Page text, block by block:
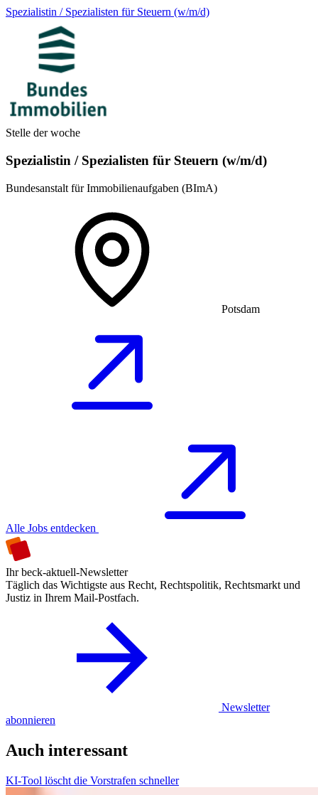
Spezialistin / Spezialisten für Steuern (w/m/d)
Stelle der woche
Spezialistin / Spezialisten für Steuern (w/m/d)
Bundesanstalt für Immobilienaufgaben (BImA)
Potsdam
Alle Jobs entdecken
Ihr beck-aktuell-Newsletter
Täglich das Wichtigste aus Recht, Rechtspolitik, Rechtsmarkt und
Justiz in Ihrem Mail-Postfach.
Newsletter
abonnieren
Auch interessant
KI-Tool löscht die Vorstrafen schneller